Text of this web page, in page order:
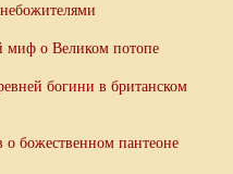
миф о Великом потопе
богини в британском
о божественном пантеоне